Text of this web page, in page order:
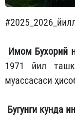
Имом Бухорий
1971 йил
муассасаси
Бугунги кунда